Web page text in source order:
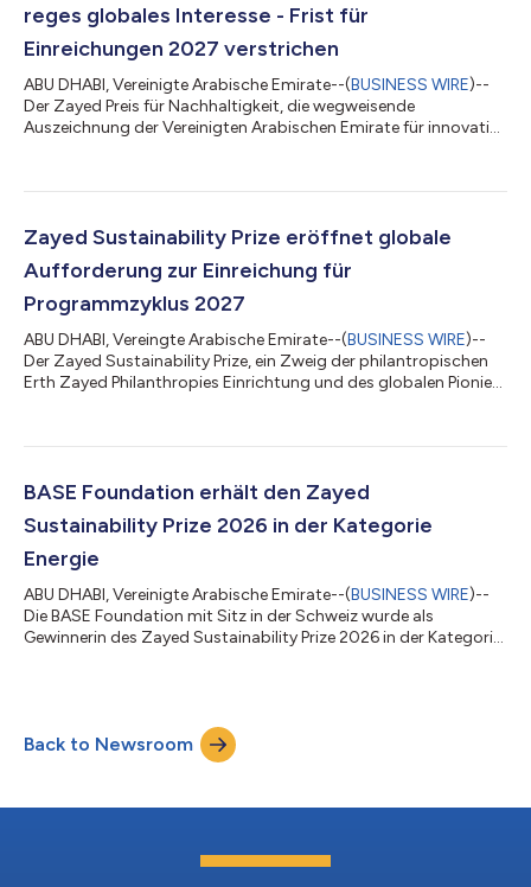
reges globales Interesse - Frist für
Einreichungen 2027 verstrichen
ABU DHABI, Vereinigte Arabische Emirate--(BUSINESS WIRE)--
Der Zayed Preis für Nachhaltigkeit, die wegweisende
Auszeichnung der Vereinigten Arabischen Emirate für innovative
geschlossen. Es gingen 10.233 Beiträge aus 177 Ländern in den
Klimaschutz und Global High Schools ein. Dies ist bis dato ein
Rekord. Der Preis wird zum 18. Mal in F...
Zayed Sustainability Prize eröffnet globale
Aufforderung zur Einreichung für
Programmzyklus 2027
ABU DHABI, Vereingte Arabische Emirate--(BUSINESS WIRE)--
Der Zayed Sustainability Prize, ein Zweig der philantropischen
Erth Zayed Philanthropies Einrichtung und des globalen Pionier-
den Programmzyklus 2027 eröffnet. Der Preis führt die Vision
Emirate, Scheich Zayed bin Sultan Al Nahyan fort, indem
BASE Foundation erhält den Zayed
Sustainability Prize 2026 in der Kategorie
Energie
ABU DHABI, Vereinigte Arabische Emirate--(BUSINESS WIRE)--
Die BASE Foundation mit Sitz in der Schweiz wurde als
Gewinnerin des Zayed Sustainability Prize 2026 in der Kategorie
a-Service-Modell (CaaS) ausgezeichnet. Das
nutzungsabhängige CaaS-Modell eliminiert Vorabkosten, da
Kunden nur für die Kühlung als Dienstleistung...
Back to Newsroom